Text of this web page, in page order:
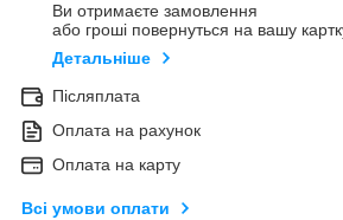
Ви отримаєте замовлення
або гроші повернуться на вашу
Детальніше
Післяплата
Оплата на рахунок
Оплата на карту
Всі умови оплати